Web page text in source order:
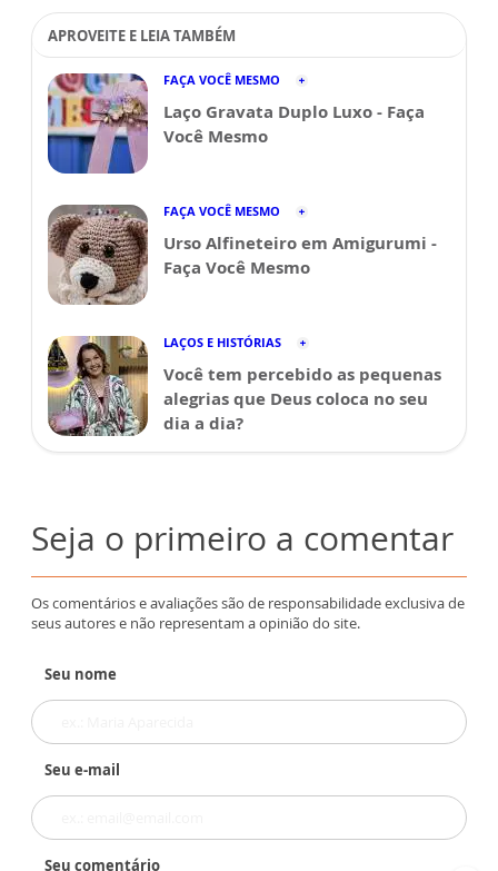
APROVEITE E LEIA TAMBÉM
FAÇA VOCÊ MESMO
Laço Gravata Duplo Luxo - Faça
Você Mesmo
FAÇA VOCÊ MESMO
Urso Alfineteiro em Amigurumi -
Faça Você Mesmo
LAÇOS E HISTÓRIAS
Você tem percebido as pequenas
alegrias que Deus coloca no seu
dia a dia?
Seja o primeiro a comentar
Os comentários e avaliações são de responsabilidade exclusiva de
seus autores e não representam a opinião do site.
Seu nome
Seu e-mail
Seu comentário